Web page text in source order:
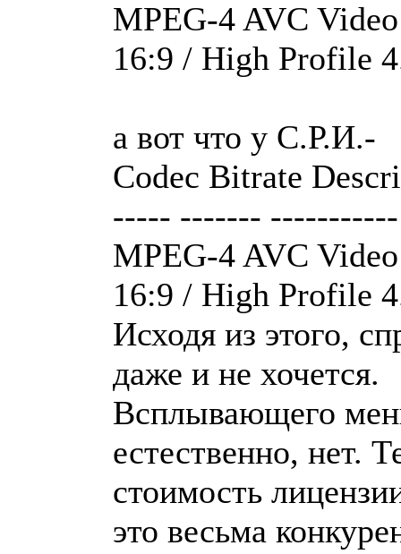
MPEG-4 AVC
16:9 / High Profile
а вот что у С.Р.И.-
Codec Bitrate
----- ------- -----------
MPEG-4 AVC
16:9 / High Profile
Исходя из этого,
даже и не хочется.
Всплывающего
естественно, нет.
стоимость
это весьма